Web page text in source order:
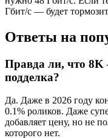
Гбит/с — будет
Ответы на
Правда ли, что 8K
подделка?
Да. Даже в 2026 году
0.1% роликов. Даже
добавляет цену, но не
которого нет.